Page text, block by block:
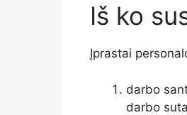
Iš ko
Įprastai
darbo
darbo